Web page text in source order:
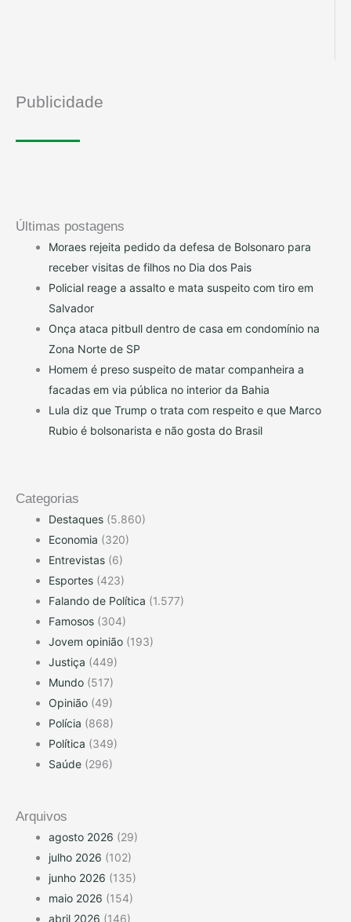
Publicidade
Últimas postagens
Moraes rejeita pedido da defesa de Bolsonaro para
receber visitas de filhos no Dia dos Pais
Policial reage a assalto e mata suspeito com tiro em
Salvador
Onça ataca pitbull dentro de casa em condomínio na
Zona Norte de SP
Homem é preso suspeito de matar companheira a
facadas em via pública no interior da Bahia
Lula diz que Trump o trata com respeito e que Marco
Rubio é bolsonarista e não gosta do Brasil
Categorias
Destaques (5.860)
Economia (320)
Entrevistas (6)
Esportes (423)
Falando de Política (1.577)
Famosos (304)
Jovem opinião (193)
Justiça (449)
Mundo (517)
Opinião (49)
Polícia (868)
Política (349)
Saúde (296)
Arquivos
agosto 2026 (29)
julho 2026 (102)
junho 2026 (135)
maio 2026 (154)
abril 2026 (146)